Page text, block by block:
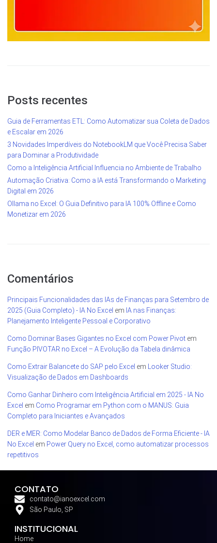
Posts recentes
Guia de Ferramentas ETL: Como Automatizar sua Coleta de Dados
e Escalar em 2026
3 Novidades Imperdíveis do NotebookLM que Você Precisa Saber
para Dominar a Produtividade
Como a Inteligência Artificial Influencia no Ambiente de Trabalho
Automação Criativa: Como a IA está Transformando o Marketing
Digital em 2026
Ollama no Excel: O Guia Definitivo para IA 100% Offline e Como
Monetizar em 2026
Comentários
Principais Funcionalidades das IAs de Finanças para Setembro de
2025 (Guia Completo) - IA No Excel em IA nas Finanças:
Planejamento Inteligente Pessoal e Corporativo
Como Dominar Bases Gigantes no Excel com Power Pivot em
Função PIVOTAR no Excel – A Evolução da Tabela dinâmica
Como Extrair Balancete do SAP pelo Excel em Looker Studio:
Visualização de Dados em Dashboards
Como Ganhar Dinheiro com Inteligência Artificial em 2025 - IA No
Excel em Como Programar em Python com o MANUS: Guia
Completo para Iniciantes e Avançados
DER e MER: Como Modelar Banco de Dados de Forma Eficiente - IA
No Excel em Power Query no Excel, como automatizar processos
repetitivos
CONTATO
contato@ianoexcel.com
São Paulo, SP
INSTITUCIONAL
Home